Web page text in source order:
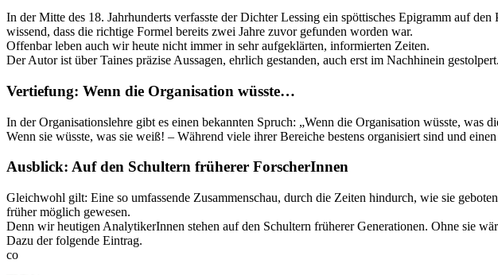
In der Mitte des 18. Jahrhunderts verfasste der Dichter Lessing ein spöttisches Epigramm auf
wissend, dass die richtige Formel bereits zwei Jahre zuvor gefunden worden war.
Offenbar leben auch wir heute nicht immer in sehr aufgeklärten, informierten Zeiten.
Der Autor ist über Taines präzise Aussagen, ehrlich gestanden, auch erst im Nachhinein gestolpert.
Vertiefung: Wenn die Organisation wüsste…
In der Organisationslehre gibt es einen bekannten Spruch: „Wenn die Organisation wüsste,
Wenn sie wüsste, was sie weiß! – Während viele ihrer Bereiche bestens organisiert sind und
Ausblick: Auf den Schultern früherer ForscherInnen
Gleichwohl gilt: Eine so umfassende Zusammenschau, durch die Zeiten hindurch, wie sie
früher möglich gewesen.
Denn wir heutigen AnalytikerInnen stehen auf den Schultern früherer Generationen. Ohne sie
Dazu der folgende Eintrag.
co